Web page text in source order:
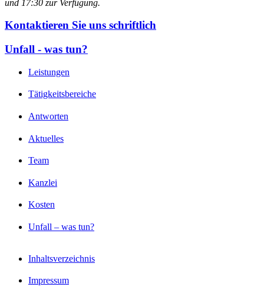
und 17:30 zur Verfügung.
Kontaktieren Sie uns schriftlich
Unfall - was tun?
Leistungen
Tätigkeitsbereiche
Antworten
Aktuelles
Team
Kanzlei
Kosten
Unfall – was tun?
Inhaltsverzeichnis
Impressum